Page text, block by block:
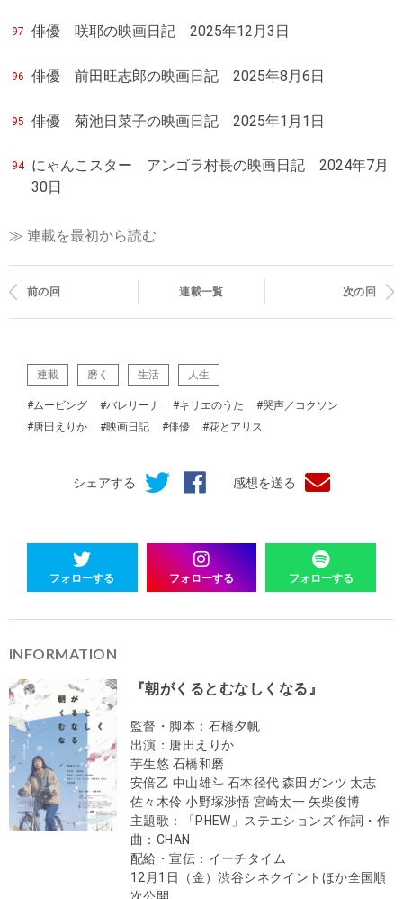
フォローする フォローする フォローする
97 俳優 咲耶の映画日記 2025年12月3日
96 俳優 前田旺志郎の映画日記 2025年8月6日
95 俳優 菊池日菜子の映画日記 2025年1月1日
94
にゃんこスター アンゴラ村長の映画日記 2024年7月
30日
≫ 連載を最初から読む
前の回 連載一覧 次の回
連載 磨く 生活 人生
#ムービング #バレリーナ #キリエのうた
#哭声／コクソン
#唐田えりか
#映画日記 #俳優 #花とアリス
シェアする 感想を送る
INFORMATION
『朝がくるとむなしくなる』
監督・脚本：石橋夕帆
出演：唐田えりか
芋生悠 石橋和磨
安倍乙 中山雄斗 石本径代 森田ガンツ 太志
佐々木伶 小野塚渉悟 宮崎太一 矢柴俊博
主題歌：「PHEW」ステエションズ 作詞・作
曲：CHAN
配給・宣伝：イーチタイム
12月1日（金）渋谷シネクイントほか全国順
次公開